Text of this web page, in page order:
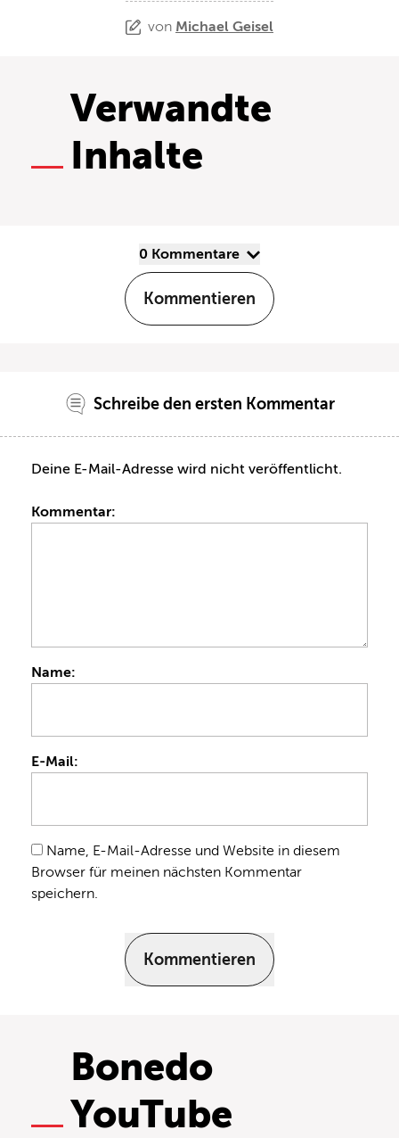
von Michael Geisel
Verwandte
Inhalte
0 Kommentare
Kommentieren
Schreibe den ersten Kommentar
Deine E-Mail-Adresse wird nicht veröffentlicht.
Kommentar:
Name:
E-Mail:
Name, E-Mail-Adresse und Website in diesem
Browser für meinen nächsten Kommentar
speichern.
Kommentieren
Bonedo
YouTube